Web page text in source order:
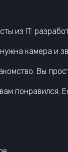
из IT:
камера и
Вы
понравился.